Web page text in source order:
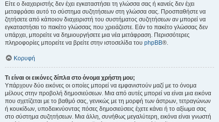
Είτε ο διαχειριστής δεν έχει εγκαταστήσει τη γλώσσα σας ή κανείς δεν έχει
μεταφράσει αυτό το σύστημα συζητήσεων στη γλώσσα σας. Προσπαθήστε να
ζητήσετε από κάποιον διαχειριστή του συστήματος συζητήσεων αν μπορεί να
εγκαταστήσει το πακέτο γλώσσας που χρειάζεστε. Εάν το πακέτο γλώσσας δεν
υπάρχει, μπορείτε να δημιουργήσετε μια νέα μετάφραση. Περισσότερες
πληροφορίες μπορείτε να βρείτε στην ιστοσελίδα του phpBB®.
Κορυφή
Τι είναι οι εικόνες δίπλα στο όνομα χρήστη μου;
Υπάρχουν δύο εικόνες οι οποίες μπορεί να εμφανιστούν μαζί με το όνομα
μέλους στην προβολή δημοσιεύσεων. Μια από αυτές μπορεί να είναι μια εικόνα
που σχετίζεται με το βαθμό σας, γενικώς με τη μορφή των άστρων, τετραγώνων
ή κουκίδων, υποδεικνύοντας πόσες δημοσιεύσεις έχετε κάνει ή το αξίωμα σας
στο σύστημα συζητήσεων. Μια άλλη, συνήθως μεγαλύτερη, εικόνα είναι γνωστή